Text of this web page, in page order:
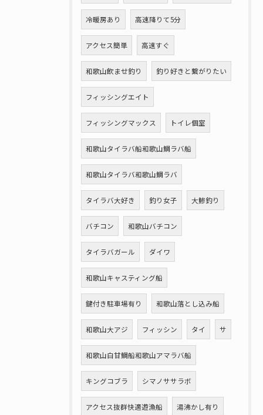
冷暖房あり 高速降りて5分
アクセス簡単 高速すぐ
和歌山飲ませ釣り 釣り好きと繋がりたい
フィッシングエイト
フィッシングマックス トイレ個室
和歌山タイラバ船和歌山鯛ラバ船
和歌山タイラバ和歌山鯛ラバ
タイラバ大好き 釣り女子 大鯵釣り
バチコン 和歌山バチコン
タイラバガール ダイワ
和歌山キャスティング船
鍵付き駐車場有り 和歌山落とし込み船
和歌山大アジ フィッシン タイ サ
和歌山白甘鯛船和歌山アマラバ船
キングコブラ シマノササラボ
アクセス抜群快適遊漁船 湯沸かし有り